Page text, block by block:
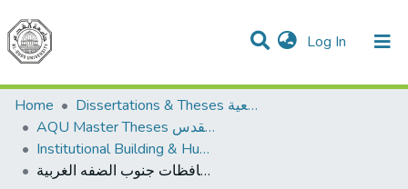
Log In (current)
Communities & Collections
All of DSpace
Home
Dissertations & Theses الرسائل الجامعية
AQU Master Theses الرسائل الجامعية الخاصة بجامعة القدس
Institutional Building & Human Res. Dev. بناء مؤسسات وتنمية موارد بشرية
الاحتياجات التدريبية لمنتسبي شرطه المرور في محافظات جنوب الضفه الغربية